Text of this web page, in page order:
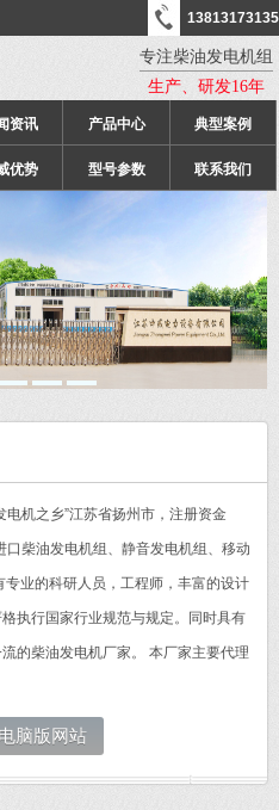
13813173135
专注柴油发电机组
生产、研发16年
资讯 产品中心 典型案例
优势 型号参数 联系我们
机之乡”江苏省扬州市，注册资金
柴油发电机组、静音发电机组、移动
业的科研人员，工程师，丰富的设计
执行国家行业规范与规定。同时具有
的柴油发电机厂家。 本厂家主要代理
脑版网站